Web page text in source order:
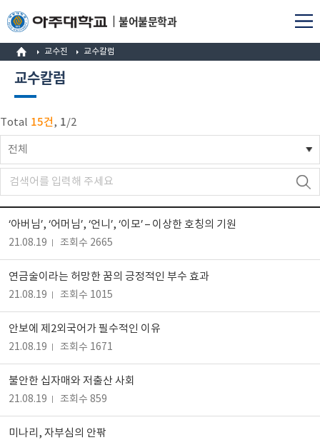
불어불문학과
교수진 교수칼럼
교수칼럼
Total 15건, 1/2
전체
‘아버님’, ‘어머님’, ‘언니’, ‘이모’ – 이상한 호칭의 기원
21.08.19 조회수 2665
연금술이라는 허망한 꿈의 긍정적인 부수 효과
21.08.19 조회수 1015
안보에 제2외국어가 필수적인 이유
21.08.19 조회수 1671
불안한 십자매와 저출산 사회
21.08.19 조회수 859
미나리, 자부심의 안팎